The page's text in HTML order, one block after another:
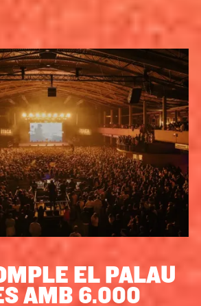
EL PALAU
AMB 6.000